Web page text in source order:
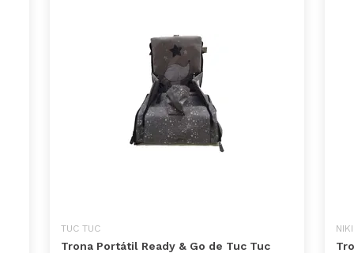
TUC TUC
Trona Portátil Ready & Go de Tuc Tuc